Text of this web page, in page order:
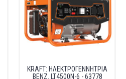
KRAFT: ΗΛΕΚΤΡΟΓΕΝΝΗΤΡΙΑ
ΒΕΝΖ. LT4500N-6 - 63778